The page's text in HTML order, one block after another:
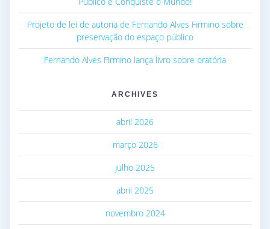
Projeto de lei de autoria de Fernando Alves Firmino sobre
preservação do espaço público
Fernando Alves Firmino lança livro sobre oratória
ARCHIVES
abril 2026
março 2026
julho 2025
abril 2025
novembro 2024